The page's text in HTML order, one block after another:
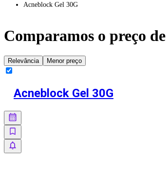
Acneblock Gel 30G
Comparamos o preço de
Relevância Menor preço
Acneblock Gel 30G